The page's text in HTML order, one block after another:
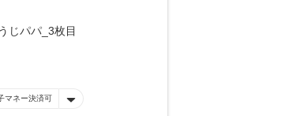
マネー決済可